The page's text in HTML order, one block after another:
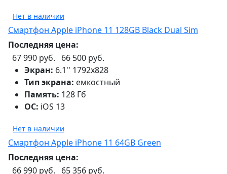
Нет в наличии
Смартфон Apple iPhone 11 128GB Black Dual Sim
Последняя цена:
67 990 руб.
66 500 руб.
Экран: 6.1'' 1792x828
Тип экрана: емкостный
Память: 128 Гб
ОС: iOS 13
Нет в наличии
Смартфон Apple iPhone 11 64GB Green
Последняя цена:
66 990 руб.
65 356 руб.